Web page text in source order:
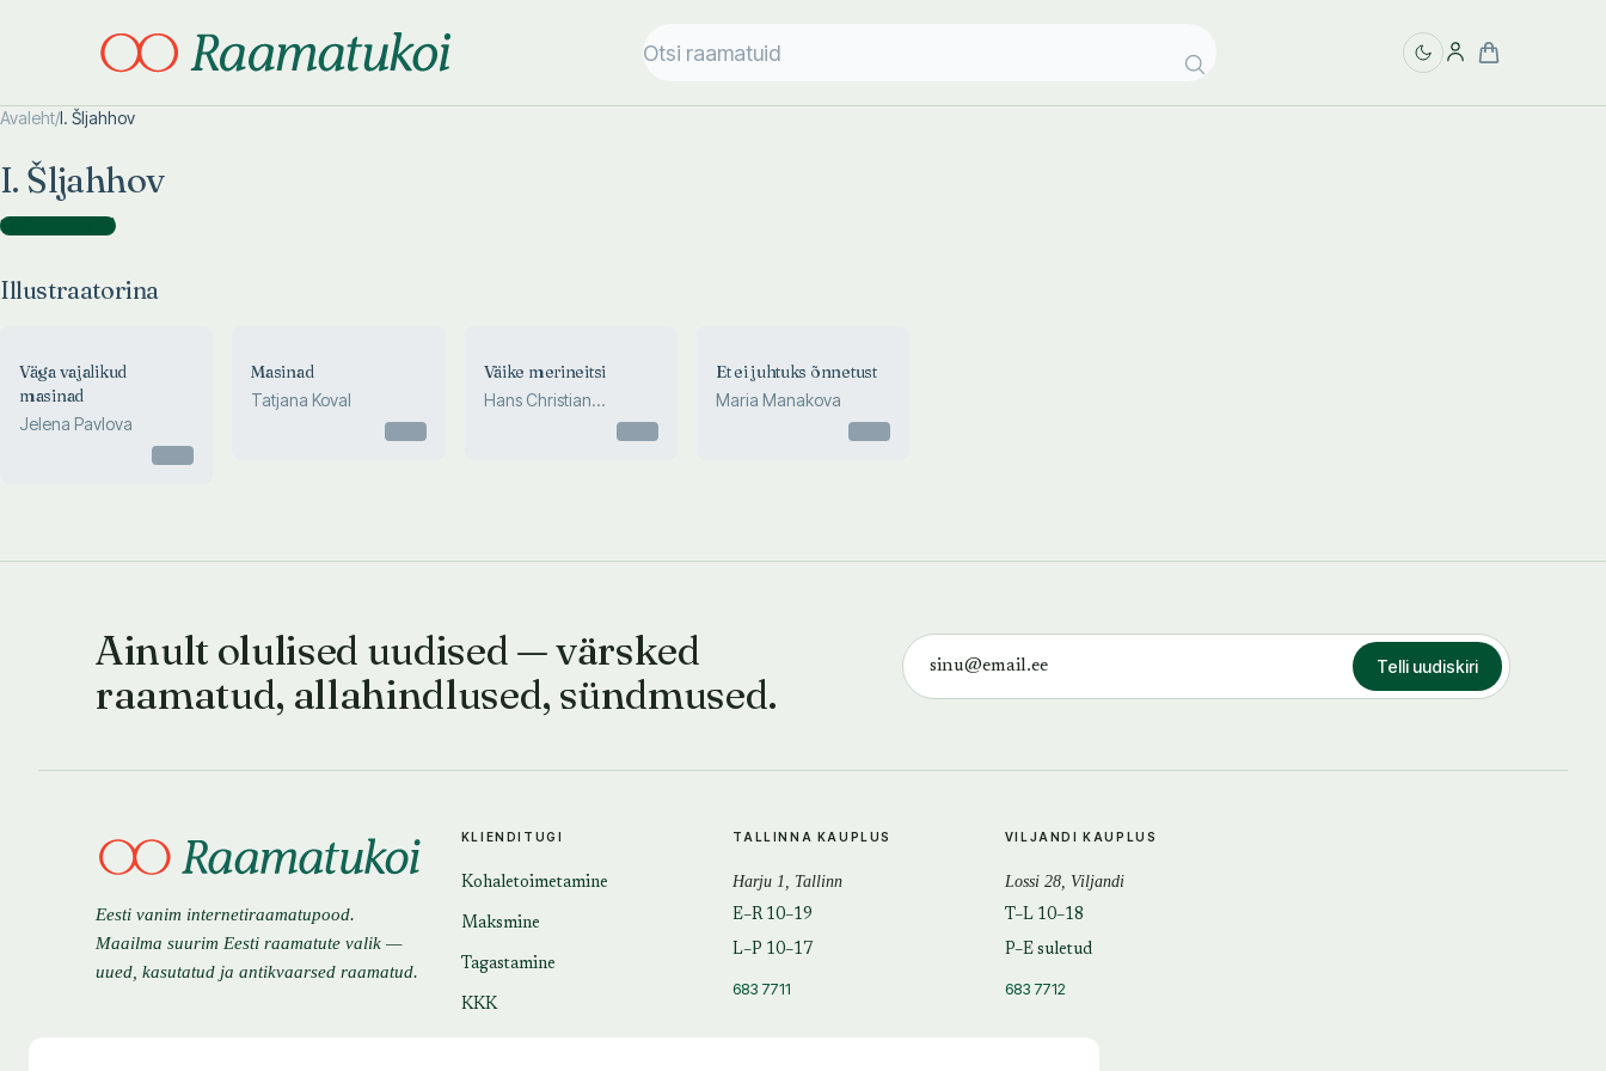
Avaleht/I. Šljahhov
I. Šljahhov
Illustraatorina )
Illustraatorina
Väga vajalikud
masinad
Jelena Pavlova
Masinad
Tatjana Koval
Väike merineitsi
Hans Christian
Et ei juhtuks õnnetust
Maria Manakova
Ainult olulised uudised — värsked
raamatud, allahindlused, sündmused.
Telli uudiskiri
Eesti vanim internetiraamatupood.
Maailma suurim Eesti raamatute valik —
uued, kasutatud ja antikvaarsed raamatud.
KLIENDITUGI
Kohaletoimetamine
Maksmine
Tagastamine
KKK
TALLINNA KAUPLUS
Harju 1, Tallinn
E–R 10–19
L–P 10–17
683 7711
VILJANDI KAUPLUS
Lossi 28, Viljandi
T–L 10–18
P–E suletud
683 7712